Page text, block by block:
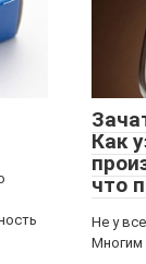
Как
что
Не у
Многим